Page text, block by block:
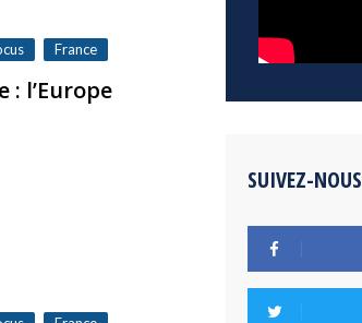
France
: l’Europe
SUIVEZ-NOUS